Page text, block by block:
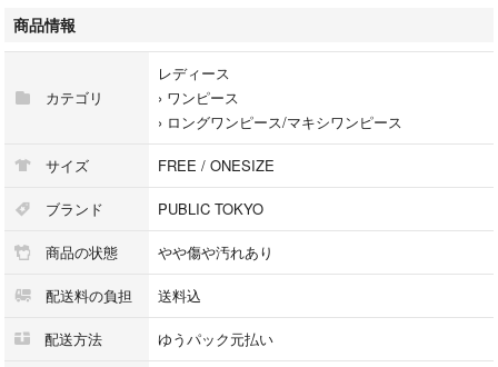
【状態ランク】 中古B
【状態について】特筆すべきダメージはございませんがやや使用感がござ
701310002
＊ランク説明
新品：新品（お買い取りのお品物は含みません）
未使用品：新古品、使用感の無い新品同様品
中古Ａ：使用感の少ない状態の良い中古品
中古Ｂ：使用感があり、軽度のダメージや汚れが見受けられる中古品
中古Ｃ：汚れやダメージが多数見受けられる中古品
中古Ｄ：難あり品、ジャンク品、修理が必要な品物
※注意事項はプロフィール欄をご覧ください。
商品情報
カテゴリ
レディース
› ワンピース
› ロングワンピース/マキシワンピース
サイズ FREE / ONESIZE
ブランド PUBLIC TOKYO
商品の状態 やや傷や汚れあり
配送料の負担 送料込
配送方法 ゆうパック元払い